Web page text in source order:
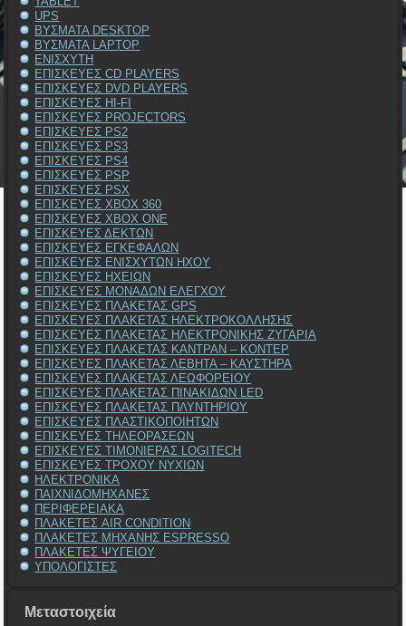
UPS
ΒΥΣΜΑΤΑ DESKTOP
ΒΥΣΜΑΤΑ LAPTOP
ΕΝΙΣΧΥΤΗ
ΕΠΙΣΚΕΥΕΣ CD PLAYERS
ΕΠΙΣΚΕΥΕΣ DVD PLAYERS
ΕΠΙΣΚΕΥΕΣ HI-FI
ΕΠΙΣΚΕΥΕΣ PROJECTORS
ΕΠΙΣΚΕΥΕΣ PS2
ΕΠΙΣΚΕΥΕΣ PS3
ΕΠΙΣΚΕΥΕΣ PS4
ΕΠΙΣΚΕΥΕΣ PSP
ΕΠΙΣΚΕΥΕΣ PSX
ΕΠΙΣΚΕΥΕΣ XBOX 360
ΕΠΙΣΚΕΥΕΣ XBOX ONE
ΕΠΙΣΚΕΥΕΣ ΔΕΚΤΩΝ
ΕΠΙΣΚΕΥΕΣ ΕΓΚΕΦΑΛΩΝ
ΕΠΙΣΚΕΥΕΣ ΕΝΙΣΧΥΤΩΝ ΗΧΟΥ
ΕΠΙΣΚΕΥΕΣ ΗΧΕΙΩΝ
ΕΠΙΣΚΕΥΕΣ ΜΟΝΑΔΩΝ ΕΛΕΓΧΟΥ
ΕΠΙΣΚΕΥΕΣ ΠΛΑΚΕΤΑΣ GPS
ΕΠΙΣΚΕΥΕΣ ΠΛΑΚΕΤΑΣ ΗΛΕΚΤΡΟΚΟΛΛΗΣΗΣ
ΕΠΙΣΚΕΥΕΣ ΠΛΑΚΕΤΑΣ ΗΛΕΚΤΡΟΝΙΚΗΣ ΖΥΓΑΡΙΑ
ΕΠΙΣΚΕΥΕΣ ΠΛΑΚΕΤΑΣ ΚΑΝΤΡΑΝ – ΚΟΝΤΕΡ
ΕΠΙΣΚΕΥΕΣ ΠΛΑΚΕΤΑΣ ΛΕΒΗΤΑ – ΚΑΥΣΤΗΡΑ
ΕΠΙΣΚΕΥΕΣ ΠΛΑΚΕΤΑΣ ΛΕΩΦΟΡΕΙΟΥ
ΕΠΙΣΚΕΥΕΣ ΠΛΑΚΕΤΑΣ ΠΙΝΑΚΙΔΩΝ LED
ΕΠΙΣΚΕΥΕΣ ΠΛΑΚΕΤΑΣ ΠΛΥΝΤΗΡΙΟΥ
ΕΠΙΣΚΕΥΕΣ ΠΛΑΣΤΙΚΟΠΟΙΗΤΩΝ
ΕΠΙΣΚΕΥΕΣ ΤΗΛΕΟΡΑΣΕΩΝ
ΕΠΙΣΚΕΥΕΣ ΤΙΜΟΝΙΕΡΑΣ LOGITECH
ΕΠΙΣΚΕΥΕΣ ΤΡΟΧΟΥ ΝΥΧΙΩΝ
ΗΛΕΚΤΡΟΝΙΚΑ
ΠΑΙΧΝΙΔΟΜΗΧΑΝΕΣ
ΠΕΡΙΦΕΡΕΙΑΚΑ
ΠΛΑΚΕΤΕΣ AIR CONDITION
ΠΛΑΚΕΤΕΣ ΜΗΧΑΝΗΣ ESPRESSO
ΠΛΑΚΕΤΕΣ ΨΥΓΕΙΟΥ
ΥΠΟΛΟΓΙΣΤΕΣ
Μεταστοιχεία